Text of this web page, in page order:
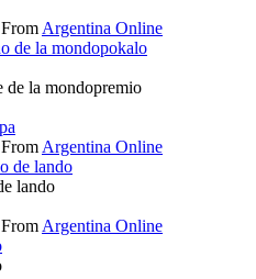
From Argentina Online
de la mondopokalo
de la mondopremio
From Argentina Online
de lando
lando
From Argentina Online